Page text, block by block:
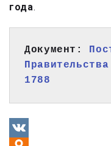
года.
Документ:
1788